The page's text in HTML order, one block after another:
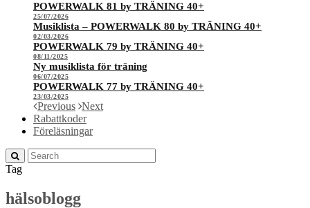
POWERWALK 81 by TRÄNING 40+
25/07/2026
Musiklista – POWERWALK 80 by TRÄNING 40+
02/03/2026
POWERWALK 79 by TRÄNING 40+
08/11/2025
Ny musiklista för träning
06/07/2025
POWERWALK 77 by TRÄNING 40+
23/03/2025
Previous Next
Rabattkoder
Föreläsningar
Tag
hälsoblogg